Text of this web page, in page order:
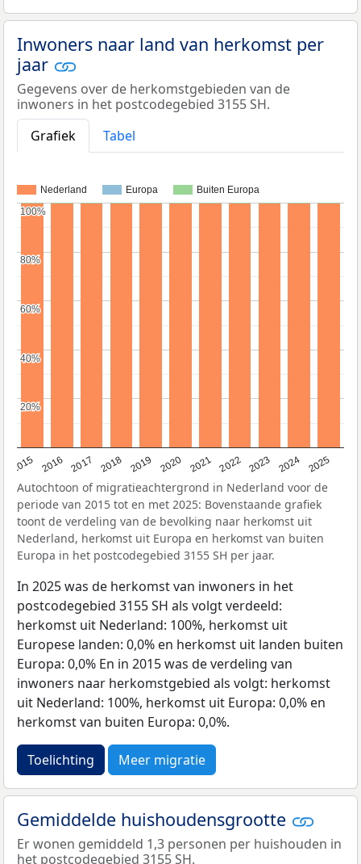
Inwoners naar land van herkomst per
jaar
Gegevens over de herkomstgebieden van de
inwoners in het postcodegebied 3155 SH.
Grafiek
Tabel
Nederland Europa Buiten Europa
2015 2016 2017 2018 2019 2020 2021 2022 2023 2024 2025
20%
20%
40%
40%
60%
60%
80%
80%
100%
100%
Autochtoon of migratieachtergrond in Nederland voor de
periode van 2015 tot en met 2025: Bovenstaande grafiek
toont de verdeling van de bevolking naar herkomst uit
Nederland, herkomst uit Europa en herkomst van buiten
Europa in het postcodegebied 3155 SH per jaar.
In 2025 was de herkomst van inwoners in het
postcodegebied 3155 SH als volgt verdeeld:
herkomst uit Nederland: 100%, herkomst uit
Europese landen: 0,0% en herkomst uit landen buiten
Europa: 0,0% En in 2015 was de verdeling van
inwoners naar herkomstgebied als volgt: herkomst
uit Nederland: 100%, herkomst uit Europa: 0,0% en
herkomst van buiten Europa: 0,0%.
Toelichting Meer migratie
Gemiddelde huishoudensgrootte
Er wonen gemiddeld 1,3 personen per huishouden in
het postcodegebied 3155 SH.